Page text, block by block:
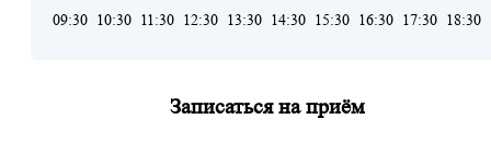
09:30 10:30 11:30 12:30 13:30 14:30 15:30 16:30 17:30 18:30
Записаться на приём